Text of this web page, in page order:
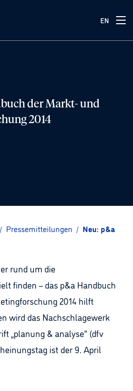
EN
der Markt- und
2014
/ Pressemitteilungen / Neu: p&a
rund um die
finden – das p&a Handbuch
2014 hilft
wird das Nachschlagewerk
„planung & analyse“ (dfv
ist der 9. April